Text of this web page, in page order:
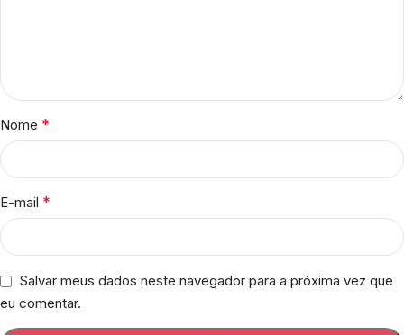
Nome *
E-mail *
Salvar meus dados neste navegador para a próxima vez que
eu comentar.